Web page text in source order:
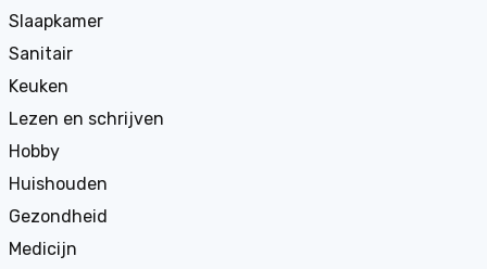
Slaapkamer
Sanitair
Keuken
Lezen en schrijven
Hobby
Huishouden
Gezondheid
Medicijn